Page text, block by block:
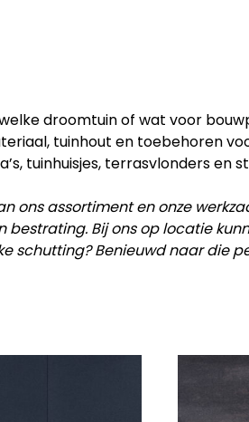
droomtuin of wat voor
tuinhout en toebehoren
tuinhuisjes, terrasvlonders en
ons assortiment en onze
bestrating. Bij ons op locatie
schutting? Benieuwd naar die